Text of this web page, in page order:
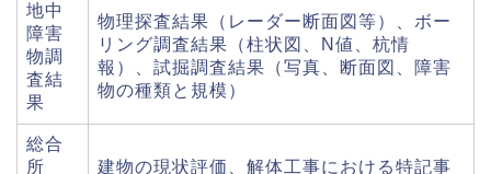
地中
障害
物調
査結
果
物理探査結果（レーダー断面図等）、ボー
リング調査結果（柱状図、N値、杭情
報）、試掘調査結果（写真、断面図、障害
物の種類と規模）
総合
所
建物の現状評価、解体工事における特記事